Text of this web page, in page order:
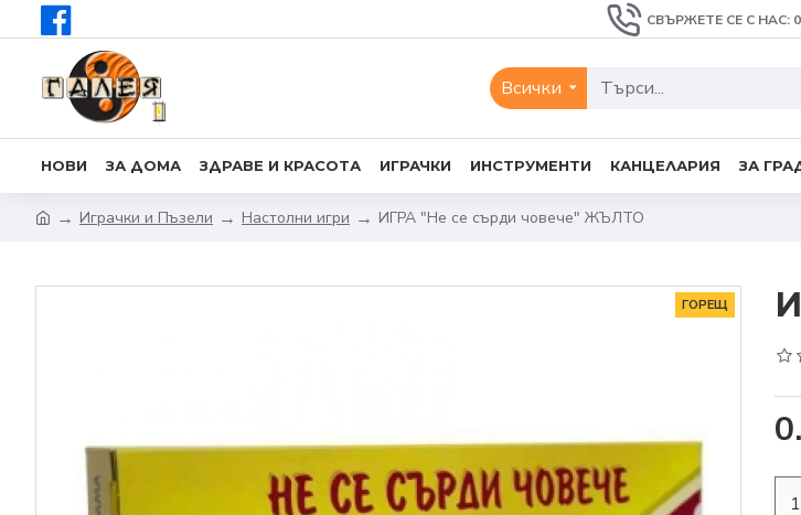
СВЪРЖЕТЕ СЕ С НАС:
Всички
НОВИ ЗА ДОМА ЗДРАВЕ И КРАСОТА ИГРАЧКИ ИНСТРУМЕНТИ КАНЦЕЛАРИЯ ЗА
Играчки и Пъзели Настолни игри ИГРА "Не се сърди човече" ЖЪЛТО
ГОРЕЩ